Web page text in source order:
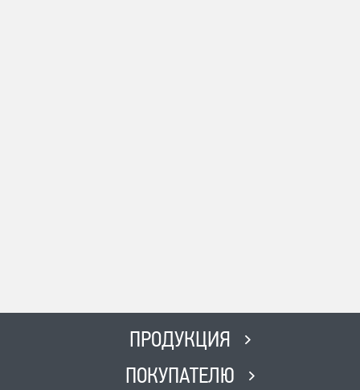
Время работы
ПН-ПТ с 8:00 до 17:00, СБ с 8:00
ПРОДУКЦИЯ
ПОКУПАТЕЛЮ